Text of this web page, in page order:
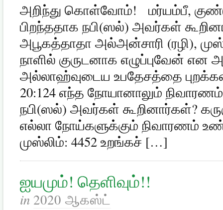
அறிந்து கொள்வோம்! மர்யம்பீ,
பிறந்ததாக நபி(ஸல்) அவர்கள்
அபூகத்தாதா அல்அன்சாரி (ரழி),
நாளில் குருடனாக எழுப்புவேன் என
அல்லாஹ்வுடைய உபதேசத்தை
20:124 எந்த நோயானாலும்
நபி(ஸல்) அவர்கள் கூறினார்கள்?
எல்லா நோய்களுக்கும் நிவாரணம்
முஸ்லிம்: 4452 உறங்கச் […]
ஐயமும்! தெளிவும்!!
in 2020 ஆகஸ்ட்